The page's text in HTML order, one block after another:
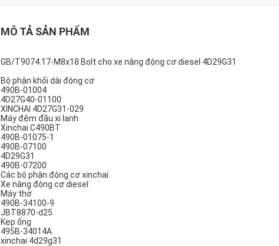
MÔ TẢ SẢN PHẨM
GB/T9074.17-M8x18 Bolt cho xe nâng động cơ diesel 4D29G31
Bộ phận khối dài động cơ
490B-01004
4D27G40-01100
XINCHAI 4D27G31-029
Máy đệm đầu xi lanh
Xinchai C490BT
490B-01075-1
490B-07100
4D29G31
490B-07200
Các bộ phận động cơ xinchai
Xe nâng động cơ diesel
Máy thở
490B-34100-9
JBT8870-d25
Kẹp ống
495B-34014A
xinchai 4d29g31